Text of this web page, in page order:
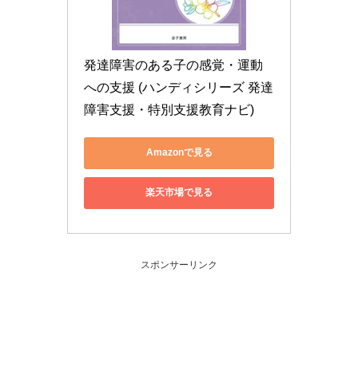
発達障害のある子の感覚・運動
への支援 (ハンディシリーズ 発達
障害支援・特別支援教育ナビ)
Amazonで見る
楽天市場で見る
スポンサーリンク